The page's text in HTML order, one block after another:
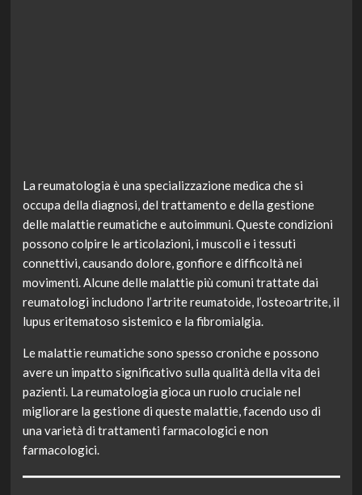
La reumatologia è una specializzazione medica che si
occupa della diagnosi, del trattamento e della gestione
delle malattie reumatiche e autoimmuni. Queste condizioni
possono colpire le articolazioni, i muscoli e i tessuti
connettivi, causando dolore, gonfiore e difficoltà nei
movimenti. Alcune delle malattie più comuni trattate dai
reumatologi includono l’artrite reumatoide, l’osteoartrite, il
lupus eritematoso sistemico e la fibromialgia.
Le malattie reumatiche sono spesso croniche e possono
avere un impatto significativo sulla qualità della vita dei
pazienti. La reumatologia gioca un ruolo cruciale nel
migliorare la gestione di queste malattie, facendo uso di
una varietà di trattamenti farmacologici e non
farmacologici.